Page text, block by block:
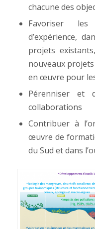
chacune des
Favoriser
d’expérience,
projets
nouveaux
en œuvre pour
Pérenniser et
collaborations
Contribuer à
œuvre de
du Sud et dans